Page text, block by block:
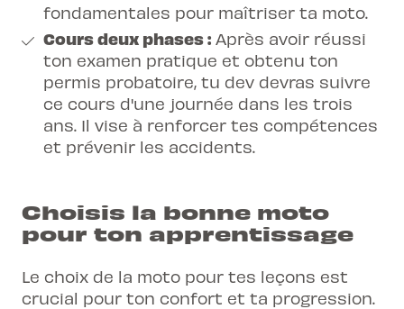
fondamentales pour maîtriser ta moto.
Cours deux phases : Après avoir réussi
ton examen pratique et obtenu ton
permis probatoire, tu dev devras suivre
ce cours d'une journée dans les trois
ans. Il vise à renforcer tes compétences
et prévenir les accidents.
Choisis la bonne moto
pour ton apprentissage
Le choix de la moto pour tes leçons est
crucial pour ton confort et ta progression.